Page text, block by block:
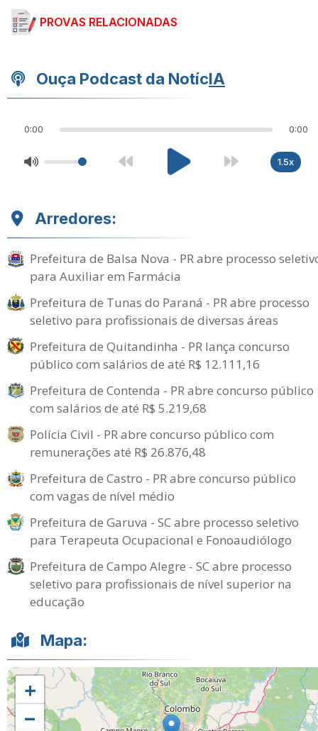
PROVAS RELACIONADAS
Ouça Podcast da NotícIA
0:00 0:00
1.5x
Arredores:
Prefeitura de Balsa Nova - PR abre processo
para Auxiliar em Farmácia
Prefeitura de Tunas do Paraná - PR abre processo
seletivo para profissionais de diversas áreas
Prefeitura de Quitandinha - PR lança concurso
público com salários de até R$ 12.111,16
Prefeitura de Contenda - PR abre concurso público
com salários de até R$ 5.219,68
Polícia Civil - PR abre concurso público com
remunerações até R$ 26.876,48
Prefeitura de Castro - PR abre concurso público
com vagas de nível médio
Prefeitura de Garuva - SC abre processo seletivo
para Terapeuta Ocupacional e Fonoaudiólogo
Prefeitura de Campo Alegre - SC abre processo
seletivo para profissionais de nível superior na
educação
Mapa:
+
−